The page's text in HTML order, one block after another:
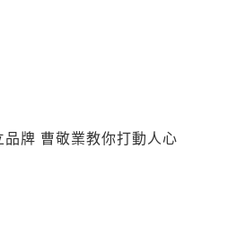
牌 曹敬業教你打動人心